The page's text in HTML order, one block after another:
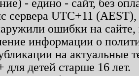
- едино - сайт, без
сервера UTC+11
ошибки на
информации о
на актуальные
детей старше 16 лет.